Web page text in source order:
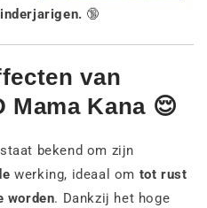
🔞
van
Mama Kana😌
staat bekend om zijn
werking, ideaal om tot rust
worden. Dankzij het hoge